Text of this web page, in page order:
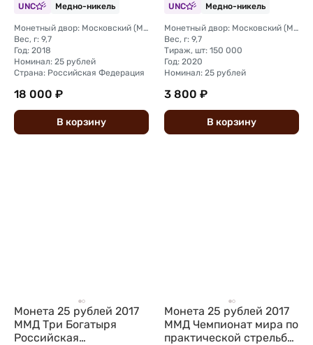
Погоди (цветная, в
блистере)
UNC Медно-никель
Монетный двор: Московский (ММД)
Вес, г: 9,7
Год: 2018
Номинал: 25 рублей
Страна: Российская Федерация
18 000 ₽
В корзину
UNC Медно-никель
Монетный двор: Московский (ММД)
Вес, г: 9,7
Тираж, шт: 150 000
Год: 2020
Номинал: 25 рублей
3 800 ₽
В корзину
Монета 25 рублей 2017
ММД Три Богатыря
Российская
Монета 25 рублей 2017
ММД Чемпионат мира по
практической стрельбе